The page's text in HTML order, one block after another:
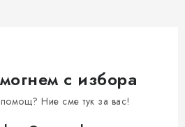
с избора
Ние сме тук за вас!